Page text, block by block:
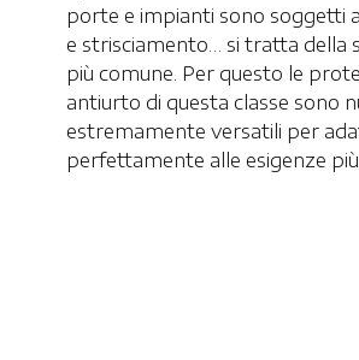
porte e impianti sono soggetti
e strisciamento… si tratta della
più comune. Per questo le
antiurto di questa classe sono
estremamente versatili per
perfettamente alle esigenze più